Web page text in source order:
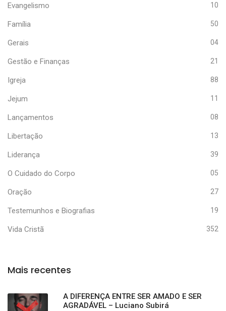
Evangelismo 10
Família 50
Gerais 04
Gestão e Finanças 21
Igreja 88
Jejum 11
Lançamentos 08
Libertação 13
Liderança 39
O Cuidado do Corpo 05
Oração 27
Testemunhos e Biografias 19
Vida Cristã 352
Mais recentes
A DIFERENÇA ENTRE SER AMADO E SER
AGRADÁVEL – Luciano Subirá